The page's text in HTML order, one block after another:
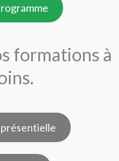
formations à